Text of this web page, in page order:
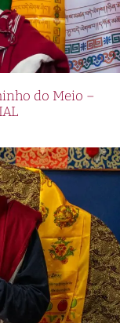
do Meio –